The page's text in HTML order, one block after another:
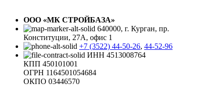
ООО «МК СТРОЙБАЗА»
640000, г. Курган, пр.
Конституции, 27А, офис 1
+7 (3522) 44-50-26, 44-52-96
ИНН 4513008764
КПП 450101001
ОГРН 1164501054684
ОКПО 03446570